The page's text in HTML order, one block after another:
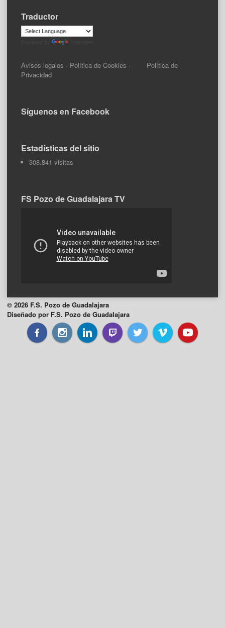
Traductor
Avisos legales · Política de Cookies · Política de
Privacidad
Síguenos en Facebook
Estadísticas del sitio
308.841 visitas
FS Pozo de Guadalajara TV
© 2026 F.S. Pozo de Guadalajara
Diseñado por F.S. Pozo de Guadalajara